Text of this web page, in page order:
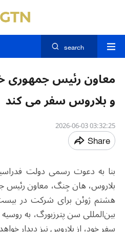
search
معاون رئیس جمهوری
و بلاروس سفر می کند
03:32:25 2026-06-03
Share
بنا به دعوت رسمی دولت
بلاروس، هان جِنگ، معاون رئیس
هشتم ژوئن برای شرکت در
بین‌المللی سن پترزبورگ، به